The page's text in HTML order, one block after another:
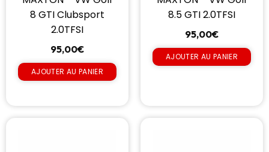
8 GTI Clubsport
2.0TFSI
95,00€
AJOUTER AU PANIER
8.5 GTI 2.0TFSI
95,00€
AJOUTER AU PANIER